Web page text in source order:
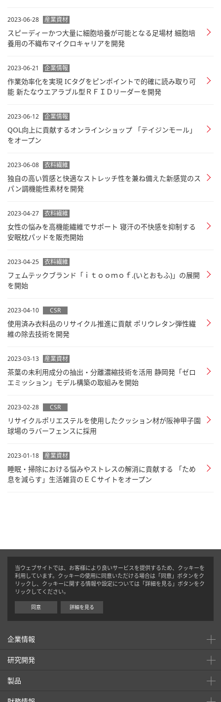
2023-06-28 産業資材
スピーディーかつ大量に細胞培養が可能となる足場材 細胞培
養用の不織布マイクロキャリアを開発
2023-06-21 企業情報
作業効率化を実現 ICタグをピンポイントで的確に読み取り可
能 新たなウエアラブル型ＲＦＩＤリーダーを開発
2023-06-12 企業情報
QOL向上に貢献するオンラインショップ 「テイジンモール」
をオープン
2023-06-08 衣料繊維
独自の高い質感と快適なストレッチ性を兼ね備えた新感覚のス
パン調機能性素材を開発
2023-04-27 衣料繊維
女性の悩みを高機能繊維でサポート 寝汗の不快感を抑制する
安眠枕パッドを販売開始
2023-04-25 衣料繊維
フェムテックブランド「ｉｔｏｏｍｏｆ.(いとおもふ)」の展開
を開始
2023-04-10 CSR
使用済み衣料品のリサイクル推進に貢献 ポリウレタン弾性繊
維の除去技術を開発
2023-03-13 産業資材
茶葉の未利用成分の抽出・分離濃縮技術を活用 静岡発「ゼロ
エミッション」モデル構築の取組みを開始
2023-02-28 CSR
リサイクルポリエステルを使用したクッション材が阪神甲子園
球場のラバーフェンスに採用
2023-01-18 産業資材
睡眠・掃除における悩みやストレスの解消に貢献する 「ため
息を減らす」生活雑貨のＥＣサイトをオープン
当ウェブサイトでは、お客様により良いサービスを提供するため、クッキーを
利用しています。クッキーの使用に同意いただける場合は「同意」ボタンをク
リックし、クッキーに関する情報や設定については「詳細を見る」ボタンをク
リックしてください。
同意 詳細を見る
企業情報
研究開発
製品